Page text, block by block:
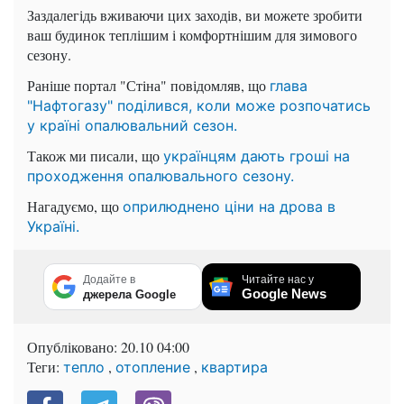
Заздалегідь вживаючи цих заходів, ви можете зробити
ваш будинок теплішим і комфортнішим для зимового
сезону.
Раніше портал "Стіна" повідомляв, що глава
"Нафтогазу" поділився, коли може розпочатись
у країні опалювальний сезон.
Також ми писали, що українцям дають гроші на
проходження опалювального сезону.
Нагадуємо, що оприлюднено ціни на дрова в
Україні.
Додайте в
джерела Google
Читайте нас у
Google News
Опубліковано: 20.10 04:00
Теги: тепло , отопление , квартира